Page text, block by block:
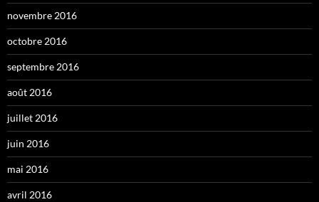
novembre 2016
octobre 2016
septembre 2016
août 2016
juillet 2016
juin 2016
mai 2016
avril 2016